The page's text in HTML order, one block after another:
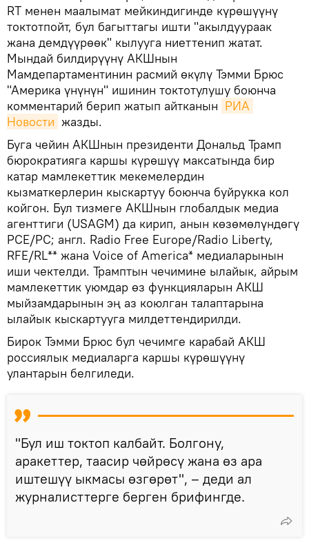
RT менен маалымат мейкиндигинде күрөшүүнү
токтотпойт, бул багыттагы ишти "акылдуураак
жана демдүүрөөк" кылууга ниеттенип жатат.
Мындай билдирүүнү АКШнын
Мамдепартаментинин расмий өкүлү Тэмми Брюс
"Америка үнүнүн" ишинин токтотулушу боюнча
комментарий берип жатып айтканын РИА
Новости жазды.
Буга чейин АКШнын президенти Дональд Трамп
бюрократияга каршы күрөшүү максатында бир
катар мамлекеттик мекемелердин
кызматкерлерин кыскартуу боюнча буйрукка кол
койгон. Бул тизмеге АКШнын глобалдык медиа
агенттиги (USAGM) да кирип, анын көзөмөлүндөгү
РСЕ/РС; англ. Radio Free Europe/Radio Liberty,
RFE/RL** жана Voice of America* медиаларынын
иши чектелди. Трамптын чечимине ылайык, айрым
мамлекеттик уюмдар өз функцияларын АКШ
мыйзамдарынын эң аз коюлган талаптарына
ылайык кыскартууга милдеттендирилди.
Бирок Тэмми Брюс бул чечимге карабай АКШ
россиялык медиаларга каршы күрөшүүнү
улантарын белгиледи.
"Бул иш токтоп калбайт. Болгону,
аракеттер, таасир чөйрөсү жана өз ара
иштешүү ыкмасы өзгөрөт", – деди ал
журналисттерге берген брифингде.